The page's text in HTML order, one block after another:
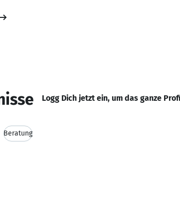
Logg Dich jetzt ein, um das ganze
Beratung